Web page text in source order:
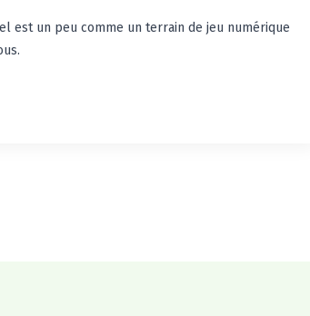
est un peu comme un terrain de jeu numérique